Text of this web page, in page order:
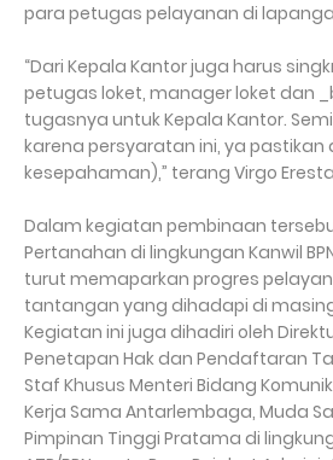
para petugas pelayanan di
“Dari Kepala Kantor juga harus
petugas loket, manager loket dan
tugasnya untuk Kepala Kantor.
karena persyaratan ini, ya pastikan
kesepahaman),” terang Virgo
Dalam kegiatan pembinaan
Pertanahan di lingkungan Kanwil
turut memaparkan progres
tantangan yang dihadapi di
Kegiatan ini juga dihadiri oleh
Penetapan Hak dan Pendaftaran
Staf Khusus Menteri Bidang
Kerja Sama Antarlembaga, Muda
Pimpinan Tinggi Pratama di